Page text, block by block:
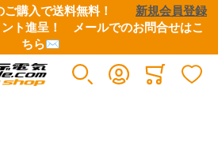
ご購入で送料無料！ 新規会員登録
ト進呈！ メールでのお問合せはこ
ちら✉